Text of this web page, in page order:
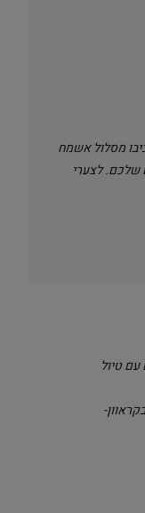
מסלול אשמח
שלכם. לצערי
ליער השחור ל-14 יום עם טיול